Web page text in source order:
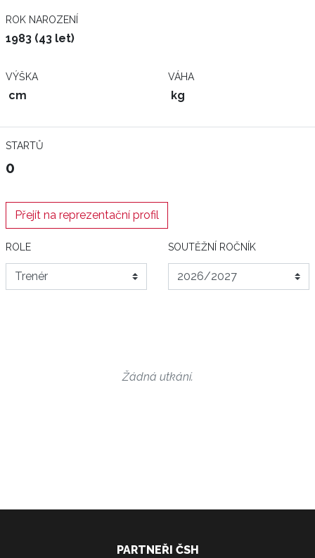
ROK NAROZENÍ
1983 (43 let)
VÝŠKA
cm
VÁHA
kg
STARTŮ
0
Přejít na reprezentační profil
ROLE SOUTĚŽNÍ ROČNÍK
Žádná utkání.
PARTNEŘI ČSH